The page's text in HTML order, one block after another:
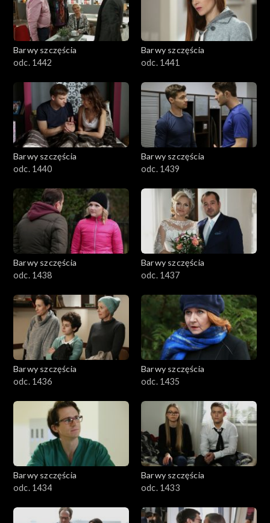
Barwy szczęścia
odc. 1442
Barwy szczęścia
odc. 1441
Barwy szczęścia
odc. 1440
Barwy szczęścia
odc. 1439
Barwy szczęścia
odc. 1438
Barwy szczęścia
odc. 1437
Barwy szczęścia
odc. 1436
Barwy szczęścia
odc. 1435
Barwy szczęścia
odc. 1434
Barwy szczęścia
odc. 1433